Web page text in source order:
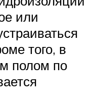
или
того, в
полом по